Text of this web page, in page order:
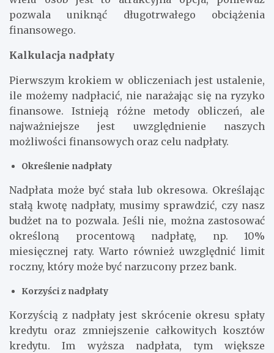
pozwala uniknąć długotrwałego obciążenia
finansowego.
Kalkulacja nadpłaty
Pierwszym krokiem w obliczeniach jest ustalenie,
ile możemy nadpłacić, nie narażając się na ryzyko
finansowe. Istnieją różne metody obliczeń, ale
najważniejsze jest uwzględnienie naszych
możliwości finansowych oraz celu nadpłaty.
Określenie nadpłaty
Nadpłata może być stała lub okresowa. Określając
stałą kwotę nadpłaty, musimy sprawdzić, czy nasz
budżet na to pozwala. Jeśli nie, można zastosować
określoną procentową nadpłatę, np. 10%
miesięcznej raty. Warto również uwzględnić limit
roczny, który może być narzucony przez bank.
Korzyści z nadpłaty
Korzyścią z nadpłaty jest skrócenie okresu spłaty
kredytu oraz zmniejszenie całkowitych kosztów
kredytu. Im wyższa nadpłata, tym większe